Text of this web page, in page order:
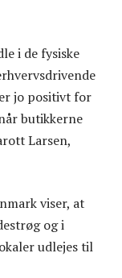
i de fysiske
jo positivt for
butikkerne
Larsen,
viser, at
og i
udlejes til